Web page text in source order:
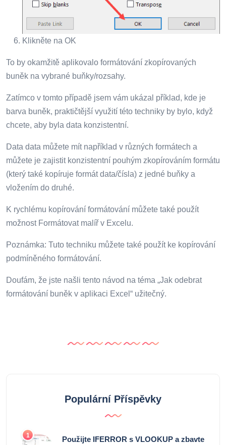
Klikněte na OK
To by okamžitě aplikovalo formátování zkopírovaných
buněk na vybrané buňky/rozsahy.
Zatímco v tomto případě jsem vám ukázal příklad, kde je
barva buněk, praktičtější využití této techniky by bylo, když
chcete, aby byla data konzistentní.
Data data můžete mít například v různých formátech a
můžete je zajistit konzistentní pouhým zkopírováním formátu
(který také kopíruje formát data/čísla) z jedné buňky a
vložením do druhé.
K rychlému kopírování formátování můžete také použít
možnost Formátovat malíř v Excelu.
Poznámka: Tuto techniku ​​můžete také použít ke kopírování
podmíněného formátování.
Doufám, že jste našli tento návod na téma „Jak odebrat
formátování buněk v aplikaci Excel“ užitečný.
Populární Příspěvky
1
Použijte IFERROR s VLOOKUP a zbavte